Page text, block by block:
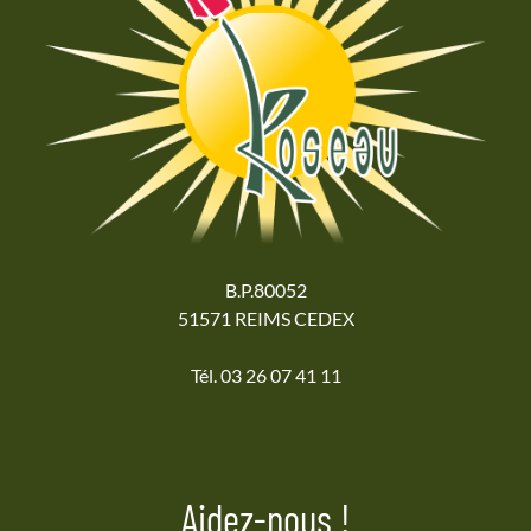
B.P.80052
51571 REIMS CEDEX
Tél. 03 26 07 41 11
Aidez-nous !